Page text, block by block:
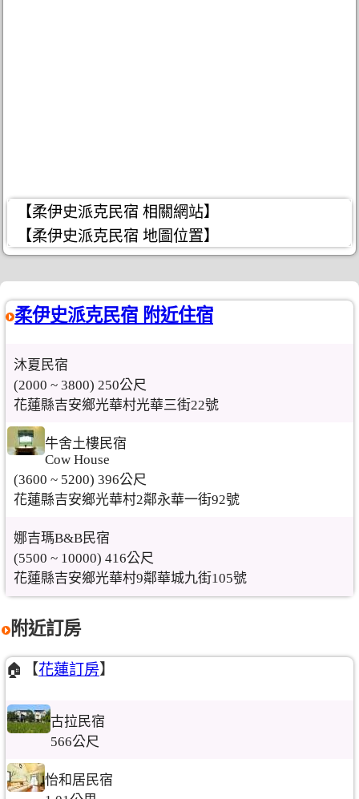
【柔伊史派克民宿 相關網站】
【柔伊史派克民宿 地圖位置】
柔伊史派克民宿 附近住宿
沐夏民宿
(2000 ~ 3800) 250公尺
花蓮縣吉安鄉光華村光華三街22號
牛舍土樓民宿
Cow House
(3600 ~ 5200) 396公尺
花蓮縣吉安鄉光華村2鄰永華一街92號
娜吉瑪B&B民宿
(5500 ~ 10000) 416公尺
花蓮縣吉安鄉光華村9鄰華城九街105號
附近訂房
🏠【花蓮訂房】
古拉民宿
566公尺
怡和居民宿